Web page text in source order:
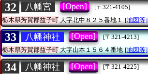
32 八幡宮 [Open]
[〒321-4105]
栃木県芳賀郡益子町 大字北中８２５番地１ [地図等]
33 八幡神社 [Open]
[〒321-4213]
栃木県芳賀郡益子町大字山本１５６４番地 [地図等]
34 八幡神社 [Open]
[〒321-4225]